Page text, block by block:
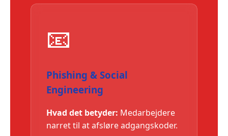
📧
Phishing & Social
Engineering
Hvad det betyder: Medarbejdere
narret til at afsløre adgangskoder.